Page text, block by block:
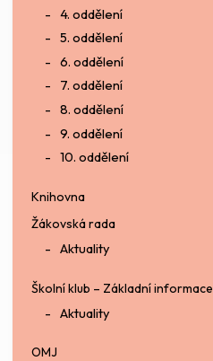
4. oddělení
5. oddělení
6. oddělení
7. oddělení
8. oddělení
9. oddělení
10. oddělení
Knihovna
Žákovská rada
Aktuality
Školní klub – Základní informace
Aktuality
OMJ